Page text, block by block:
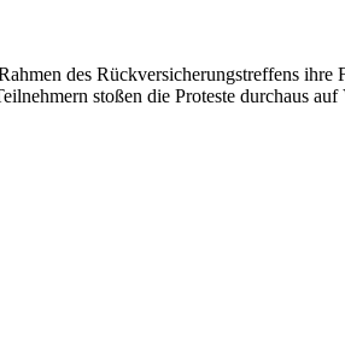
des Rückversicherungstreffens ihre
stoßen die Proteste durchaus auf